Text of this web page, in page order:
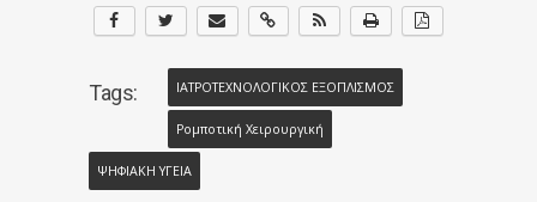
Tags: ΙΑΤΡΟΤΕΧΝΟΛΟΓΙΚΟΣ ΕΞΟΠΛΙΣΜΟΣ
Ρομποτική Χειρουργική
ΨΗΦΙΑΚΗ ΥΓΕΙΑ